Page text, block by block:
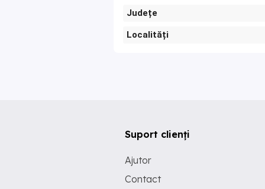
Județe
Localități
Suport clienți
Ajutor
Contact